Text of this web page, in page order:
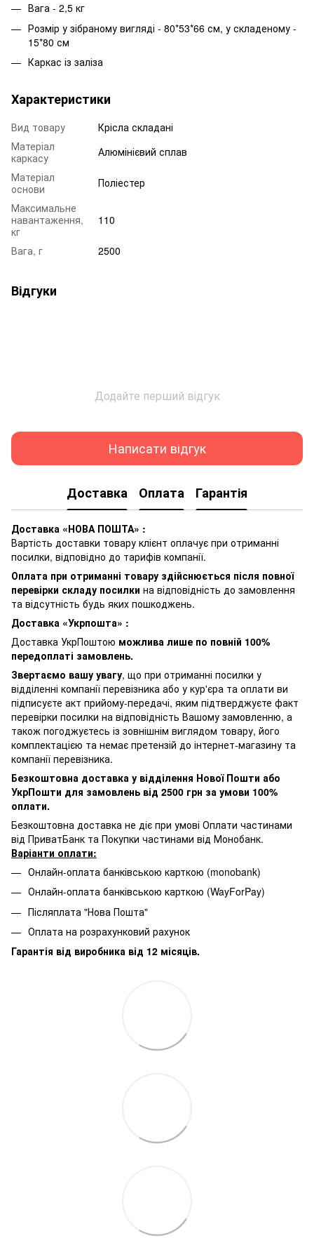
Вага - 2,5 кг
Розмір у зібраному вигляді - 80*53*66 см, у складеному -
15*80 см
Каркас із заліза
Характеристики
Вид товару
Крісла складані
Матеріал
каркасу
Алюмінієвий сплав
Матеріал
основи
Поліестер
Максимальне
навантаження,
кг
110
Вага, г 2500
Відгуки
Додайте перший відгук
Написати відгук
Доставка Оплата Гарантія
Доставка «НОВА ПОШТА» :
Вартість доставки товару клієнт оплачує при отриманні
посилки, відповідно до тарифів компанії.
Оплата при отриманні товару здійснюється після повної
перевірки складу посилки на відповідність до замовлення
та відсутність будь яких пошкоджень.
Доставка «Укрпошта» :
Доставка УкрПоштою можлива лише по повній 100%
передоплаті замовлень.
Звертаємо вашу увагу, що при отриманні посилки у
відділенні компанії перевізника або у кур'єра та оплати ви
підписуєте акт прийому-передачі, яким підтверджуєте факт
перевірки посилки на відповідність Вашому замовленню, а
також погоджуєтесь із зовнішнім виглядом товару, його
комплектацією та немає претензій до інтернет-магазину та
компанії перевізника.
Безкоштовна доставка у відділення Нової Пошти або
УкрПошти для замовлень від 2500 грн за умови 100%
оплати.
Безкоштовна доставка не діє при умові Оплати частинами
від ПриватБанк та Покупки частинами від Монобанк.
Варіанти оплати:
Онлайн-оплата банківською карткою (monobank)
Онлайн-оплата банківською карткою (WayForPay)
Післяплата "Нова Пошта"
Оплата на розрахунковий рахунок
Гарантія від виробника від 12 місяців.